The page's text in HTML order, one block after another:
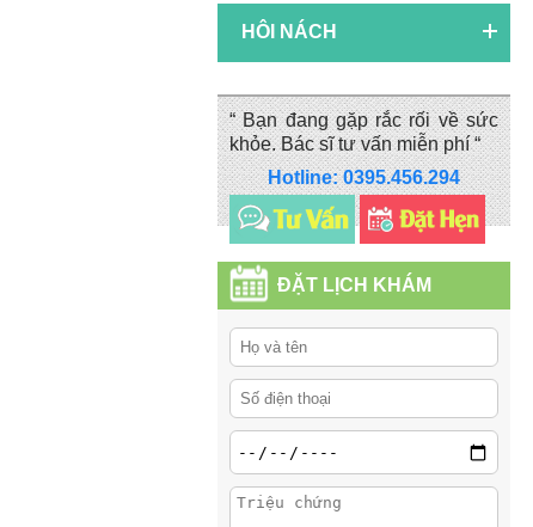
HÔI NÁCH
“ Bạn đang gặp rắc rối về sức
khỏe. Bác sĩ tư vấn miễn phí “
Hotline: 0395.456.294
ĐẶT LỊCH KHÁM